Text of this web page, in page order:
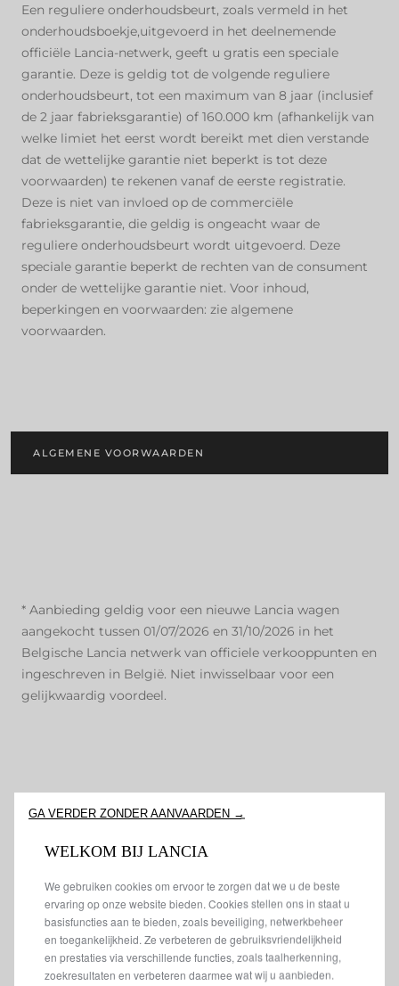
Een reguliere onderhoudsbeurt, zoals vermeld in het
onderhoudsboekje,uitgevoerd in het deelnemende
officiële Lancia-netwerk, geeft u gratis een speciale
garantie. Deze is geldig tot de volgende reguliere
onderhoudsbeurt, tot een maximum van 8 jaar (inclusief
de 2 jaar fabrieksgarantie) of 160.000 km (afhankelijk van
welke limiet het eerst wordt bereikt met dien verstande
dat de wettelijke garantie niet beperkt is tot deze
voorwaarden) te rekenen vanaf de eerste registratie.
Deze is niet van invloed op de commerciële
fabrieksgarantie, die geldig is ongeacht waar de
reguliere onderhoudsbeurt wordt uitgevoerd. Deze
speciale garantie beperkt de rechten van de consument
onder de wettelijke garantie niet. Voor inhoud,
beperkingen en voorwaarden: zie algemene
voorwaarden.
ALGEMENE VOORWAARDEN
* Aanbieding geldig voor een nieuwe Lancia wagen
aangekocht tussen 01/07/2026 en 31/10/2026 in het
Belgische Lancia netwerk van officiele verkooppunten en
ingeschreven in België. Niet inwisselbaar voor een
gelijkwaardig voordeel.
GA VERDER ZONDER AANVAARDEN →
WELKOM BIJ LANCIA
We gebruiken cookies om ervoor te zorgen dat we u de beste
ervaring op onze website bieden. Cookies stellen ons in staat u
basisfuncties aan te bieden, zoals beveiliging, netwerkbeheer
en toegankelijkheid. Ze verbeteren de gebruiksvriendelijkheid
en prestaties via verschillende functies, zoals taalherkenning,
zoekresultaten en verbeteren daarmee wat wij u aanbieden.